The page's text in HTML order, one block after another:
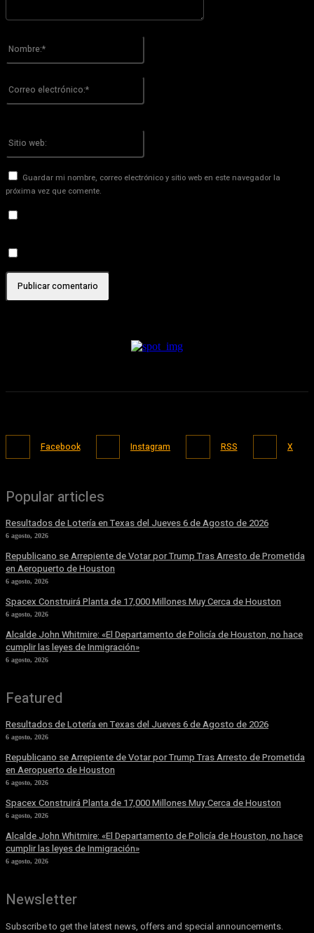
Nombre:*
Correo
Sitio
Guardar mi nombre, correo electrónico y sitio web en este navegador la
próxima vez que comente.
Facebook Instagram RSS X
Popular articles
Resultados de Lotería en Texas del Jueves 6 de Agosto de 2026
6 agosto, 2026
Republicano se Arrepiente de Votar por Trump Tras Arresto de Prometida
en Aeropuerto de Houston
6 agosto, 2026
Spacex Construirá Planta de 17,000 Millones Muy Cerca de Houston
6 agosto, 2026
Alcalde John Whitmire: «El Departamento de Policía de Houston, no hace
cumplir las leyes de Inmigración»
6 agosto, 2026
Featured
Resultados de Lotería en Texas del Jueves 6 de Agosto de 2026
6 agosto, 2026
Republicano se Arrepiente de Votar por Trump Tras Arresto de Prometida
en Aeropuerto de Houston
6 agosto, 2026
Spacex Construirá Planta de 17,000 Millones Muy Cerca de Houston
6 agosto, 2026
Alcalde John Whitmire: «El Departamento de Policía de Houston, no hace
cumplir las leyes de Inmigración»
6 agosto, 2026
Newsletter
Subscribe to get the latest news, offers and special announcements.